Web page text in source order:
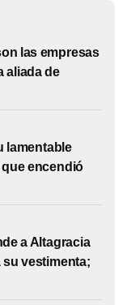
las empresas
aliada de
lamentable
encendió
a Altagracia
vestimenta;